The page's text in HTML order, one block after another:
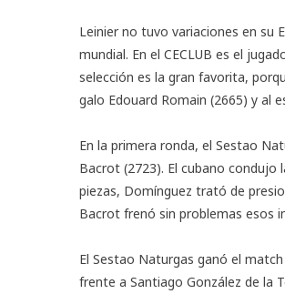
Leinier no tuvo variaciones en su
mundial. En el CECLUB es el
selección es la gran favorita,
galo Edouard Romain (2665) y al
En la primera ronda, el Sestao
Bacrot (2723). El cubano condujo
piezas, Domínguez trató de
Bacrot frenó sin problemas esos
El Sestao Naturgas ganó el
frente a Santiago González de la